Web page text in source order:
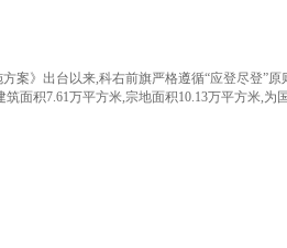
案》出台以来,科右前旗严格遵循“应登尽登”原
面积7.61万平方米,宗地面积10.13万平方米,为